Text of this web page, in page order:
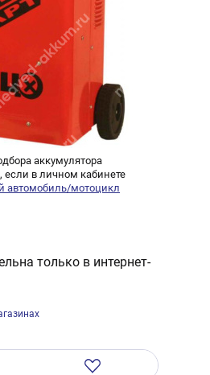
аккумулятора
если в личном кабинете
автомобиль/мотоцикл
только в интернет-